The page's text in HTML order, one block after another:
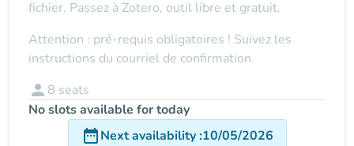
fichier. Passez à Zotero, outil libre et gratuit.
Attention : pré-requis obligatoires ! Suivez les
instructions du courriel de confirmation.
person 8 seats
No slots available for today
date_rangeNext availability:10/05/2026